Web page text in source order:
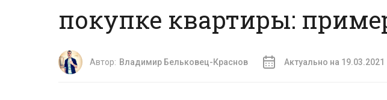
покупке квартиры:
Автор: Владимир Бельковец-Краснов Актуально на 19.03.2021